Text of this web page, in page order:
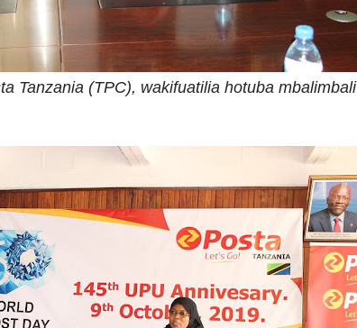
Tanzania (TPC), wakifuatilia hotuba mbalimbali